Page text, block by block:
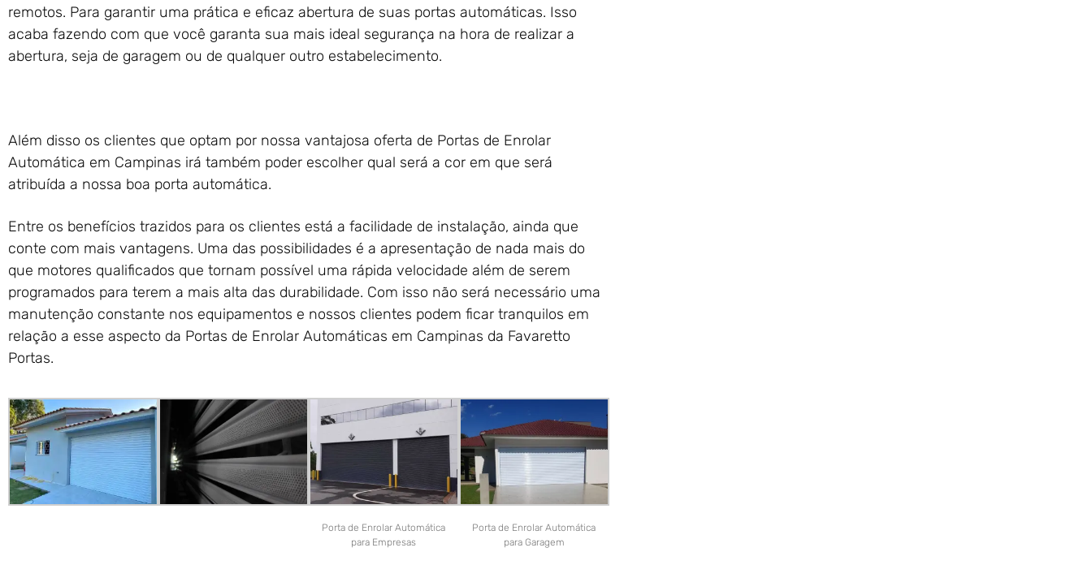
remotos. Para garantir uma prática e eficaz abertura de suas portas automáticas. Isso
acaba fazendo com que você garanta sua mais ideal segurança na hora de realizar a
abertura, seja de garagem ou de qualquer outro estabelecimento.
Além disso os clientes que optam por nossa vantajosa oferta de Portas de Enrolar
Automática em Campinas irá também poder escolher qual será a cor em que será
atribuída a nossa boa porta automática.
Entre os benefícios trazidos para os clientes está a facilidade de instalação, ainda que
conte com mais vantagens. Uma das possibilidades é a apresentação de nada mais do
que motores qualificados que tornam possível uma rápida velocidade além de serem
programados para terem a mais alta das durabilidade. Com isso não será necessário uma
manutenção constante nos equipamentos e nossos clientes podem ficar tranquilos em
relação a esse aspecto da Portas de Enrolar Automáticas em Campinas da Favaretto
Portas.
Porta de Enrolar Automática
para Empresas
Porta de Enrolar Automática
para Garagem